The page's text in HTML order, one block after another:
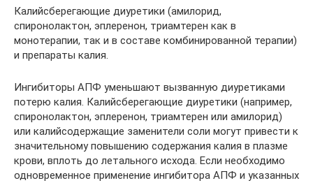
Калийсберегающие диуретики (амилорид,
спиронолактон, эплеренон, триамтерен как в
монотерапии, так и в составе комбинированной терапии)
и препараты калия.
Ингибиторы АПФ уменьшают вызванную диуретиками
потерю калия. Калийсберегающие диуретики (например,
спиронолактон, эплеренон, триамтерен или амилорид)
или калийсодержащие заменители соли могут привести к
значительному повышению содержания калия в плазме
крови, вплоть до летального исхода. Если необходимо
одновременное применение ингибитора АПФ и указанных